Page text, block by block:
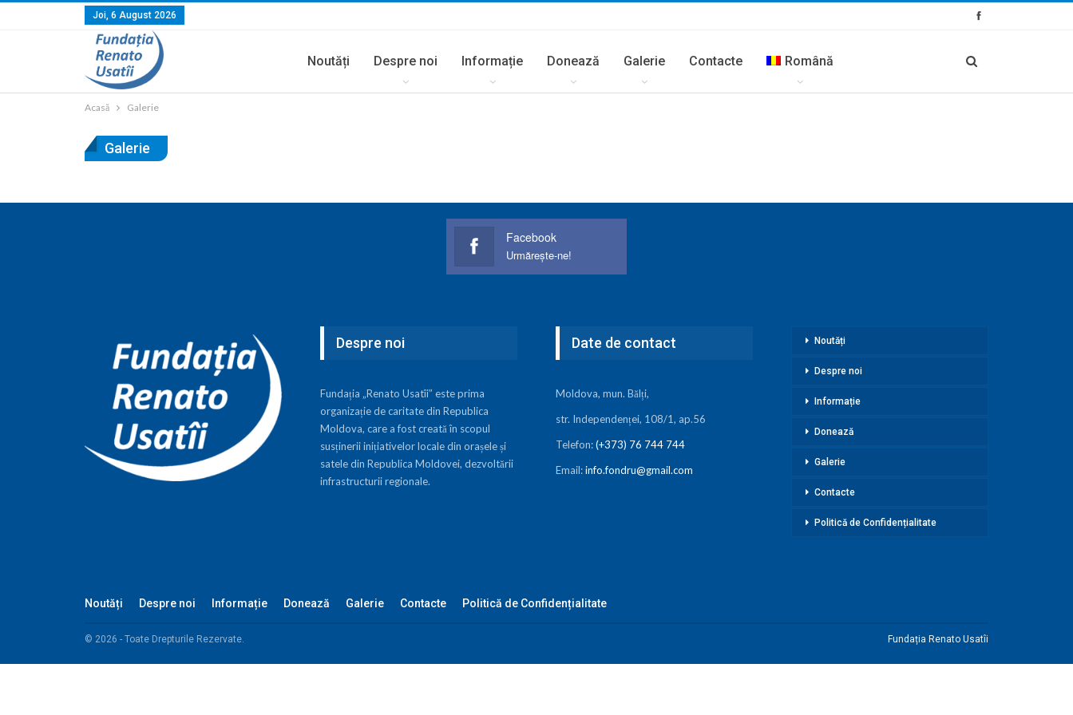
Joi, 6 August 2026
Noutăți Despre noi Informație Donează Galerie Contacte Română
Acasă Galerie
Galerie
Facebook
Urmărește-ne!
Despre noi
Fundația „Renato Usatîi” este prima
organizație de caritate din Republica
Moldova, care a fost creată în scopul
susținerii inițiativelor locale din orașele și
satele din Republica Moldovei, dezvoltării
infrastructurii regionale.
Date de contact
Moldova, mun. Bălți,
str. Independenței, 108/1, ap.56
Telefon:(+373) 76 744 744
Email:info.fondru@gmail.com
Noutăți
Despre noi
Informație
Donează
Galerie
Contacte
Politică de Confidențialitate
Noutăți Despre noi Informație Donează Galerie Contacte Politică de Confidențialitate
© 2026 - Toate Drepturile Rezervate. Fundația Renato Usatîi